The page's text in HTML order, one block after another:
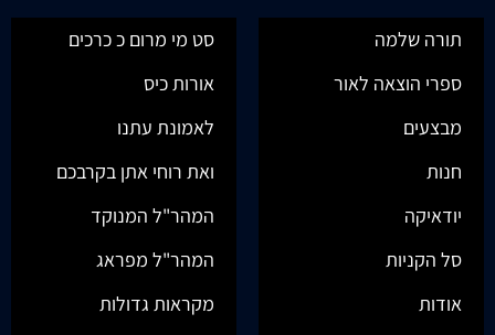
תורה שלמה
ספרי הוצאה לאור
מבצעים
חנות
יודאיקה
סל הקניות
אודות
סט מי מרום כ כרכים
אורות כיס
לאמונת עתנו
ואת רוחי אתן בקרבכם
המהר"ל המנוקד
המהר"ל מפראג
מקראות גדולות